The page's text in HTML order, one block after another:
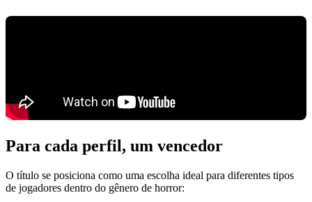
Para cada perfil, um vencedor
O título se posiciona como uma escolha ideal para diferentes tipos
de jogadores dentro do gênero de horror: